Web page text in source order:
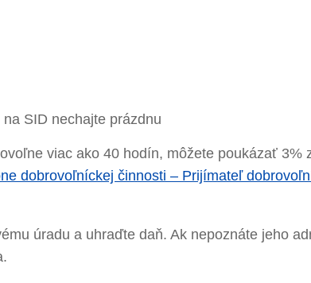
SID nechajte prázdnu
viac ako 40 hodín, môžete poukázať 3%
dobrovoľníckej činnosti – Prijímateľ
úradu a uhraďte daň. Ak nepoznáte jeho